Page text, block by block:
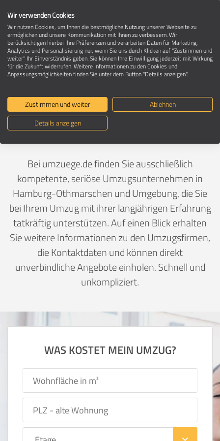
Umzugsunternehmen in 22605 Hamburg-
Othmarschen
Ein Umzug ist Vertrauenssache
Deutschland>Hamburg
Bei umzuege.de finden Sie ausschließlich
kompetente, seriöse Umzugsunternehmen in
Hamburg-Othmarschen und Umgebung, die Sie
bei Ihrem Umzug mit ihrer langjährigen Erfahrung
tatkräftig unterstützen. Auf einen Blick erhalten
Sie weitere Informationen zu den Umzugsfirmen,
die Kontaktdaten und können direkt
unverbindliche Angebote einholen. Schnell und
unkompliziert.
WAS KOSTET MEIN UMZUG?
Wir verwenden Cookies
Wir nutzen Cookies, um Ihnen die bestmögliche Nutzung unserer Webseite zu
ermöglichen und unsere Kommunikation mit Ihnen zu verbessern. Wir
berücksichtigen hierbei Ihre Präferenzen und verarbeiten Daten für Marketing,
Analytics und Personalisierung nur, wenn Sie uns durch Klicken auf "Zustimmen und
weiter" Ihr Einverständnis geben. Sie können Ihre Einwilligung jederzeit mit Wirkung
für die Zukunft widerrufen. Weitere Informationen zu den Cookies und
Anpassungsmöglichkeiten finden Sie unter dem Button "Details anzeigen".
Zustimmen und weiter
Ablehnen
Details anzeigen